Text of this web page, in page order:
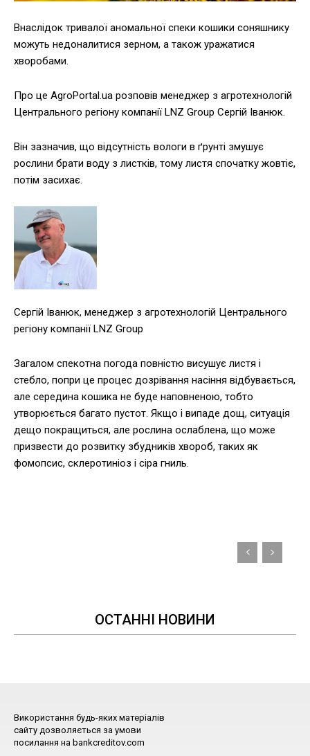
Внаслідок тривалої аномальної спеки кошики соняшнику
можуть недоналитися зерном, а також уражатися
хворобами.
Про це AgroPortal.ua розповів менеджер з агротехнологій
Центрального регіону компанії LNZ Group Сергій Іванюк.
Він зазначив, що відсутність вологи в ґрунті змушує
рослини брати воду з листків, тому листя спочатку жовтіє,
потім засихає.
Сергій Іванюк, менеджер з агротехнологій Центрального
регіону компанії LNZ Group
Загалом спекотна погода повністю висушує листя і
стебло, попри це процес дозрівання насіння відбувається,
але середина кошика не буде наповненою, тобто
утворюється багато пустот. Якщо і випаде дощ, ситуація
дещо покращиться, але рослина ослаблена, що може
призвести до розвитку збудників хвороб, таких як
фомопсис, склеротиніоз і сіра гниль.
ОСТАННІ НОВИНИ
Використання будь-яких матеріалів
сайту дозволяється за умови
посилання на bankcreditov.com